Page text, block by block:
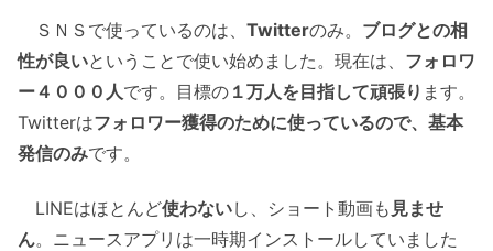
ＳＮＳで使っているのは、 Twitterのみ。 ブログとの相
性が良いということで使い始めました。現在は、 フォロワ
ー４０００人です。目標の １万人を目指して頑張り ます。
Twitterはフォロワー獲得のために使っているので、基本
発信のみです。
LINEはほとんど使わないし、ショート動画も 見ませ
ん。ニュースアプリは一時期インストールしていました